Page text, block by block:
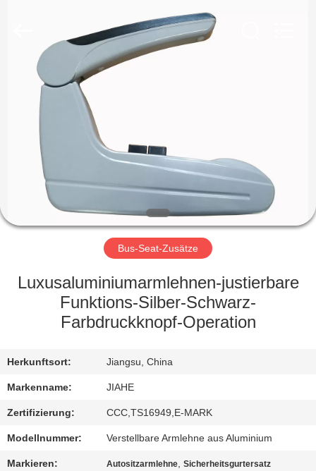
HAUS
PRODUKTE
ÜBER
FABRIK-
QUALITÄTSKONTROLLE
SIE
MIT
UNS
IN
VERBINDUNG
Bus-Seat-Zusätze
Luxusaluminiumarmlehnen-justierbare
Funktions-Silber-Schwarz-
Farbdruckknopf-Operation
Herkunftsort: Jiangsu, China
Markenname: JIAHE
Zertifizierung: CCC,TS16949,E-MARK
Modellnummer: Verstellbare Armlehne aus Aluminium
Markieren: Autositzarmlehne,Sicherheitsgurtersatz